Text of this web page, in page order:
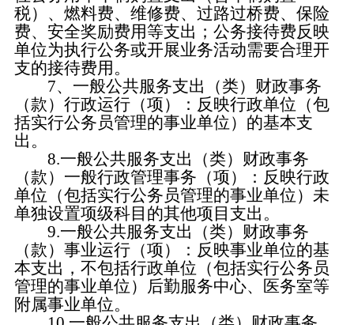
税）、燃料费、维修费、过路过桥费、保险
费、安全奖励费用等支出；公务接待费反映
单位为执行公务或开展业务活动需要合理开
支的接待费用。
7、一般公共服务支出（类）财政事务
（款）行政运行（项）：反映行政单位（包
括实行公务员管理的事业单位）的基本支
出。
8.一般公共服务支出（类）财政事务
（款）一般行政管理事务（项）：反映行政
单位（包括实行公务员管理的事业单位）未
单独设置项级科目的其他项目支出。
9.一般公共服务支出（类）财政事务
（款）事业运行（项）：反映事业单位的基
本支出，不包括行政单位（包括实行公务员
管理的事业单位）后勤服务中心、医务室等
附属事业单位。